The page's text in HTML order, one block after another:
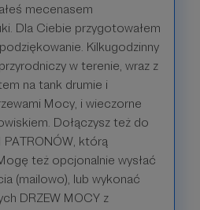
mecenasem
Dla Ciebie przygotowałem
Kilkugodzinny
w terenie, wraz z
na tank drumie i
Mocy, i wieczorne
Dołączysz też do
którą
też opcjonalnie wysłać
(mailowo), lub wykonać
DRZEW MOCY z